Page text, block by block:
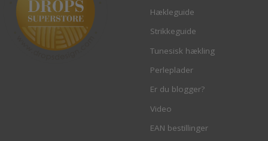
Hækleguide
Strikkeguide
Tunesisk hækling
Perleplader
Er du blogger?
Video
EAN bestillinger